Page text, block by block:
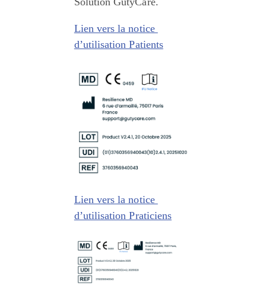
Lien vers la notice
d’utilisation Patients
Lien vers la notice
d’utilisation Praticiens